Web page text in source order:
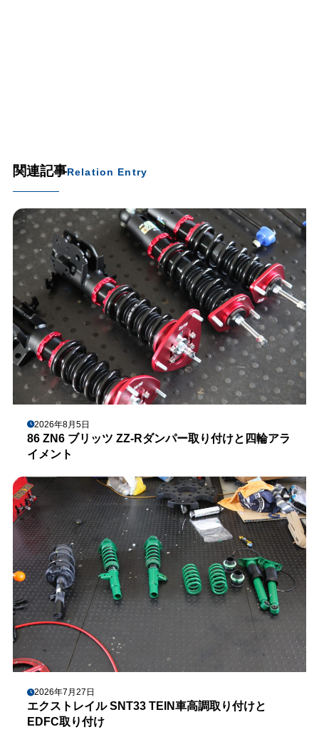
関連記事Relation Entry
2026年8月5日
86 ZN6 ブリッツ ZZ-Rダンパー取り付けと四輪アラ
イメント
2026年7月27日
エクストレイル SNT33 TEIN車高調取り付けと
EDFC取り付け